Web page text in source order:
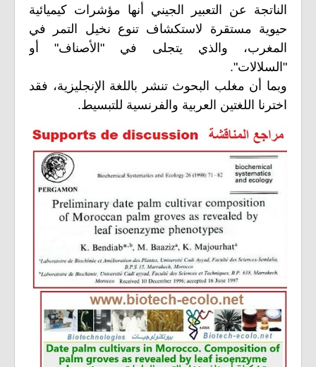
الناتجة عن التعبير الجيني أنها مؤشرات كيميائية
حيوية مستقرة لاستكشاف تنوع نخيل التمر في
المغرب، والذي يتجلى في "الأصناف" أو
"السلالات".
وبما أن مغلب البحوث تنشر باللغة الإنجليزية، فقد
اخترنا اللغتين العربية والفرنسية للتبسيط.